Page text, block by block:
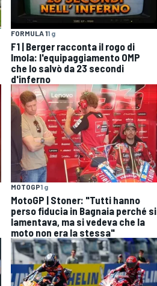
FORMULA 11 g
F1 | Berger racconta il rogo di
Imola: l'equipaggiamento OMP
che lo salvò da 23 secondi
d'inferno
MOTOGP1 g
MotoGP | Stoner: "Tutti hanno
perso fiducia in Bagnaia perché si
lamentava, ma si vedeva che la
moto non era la stessa"